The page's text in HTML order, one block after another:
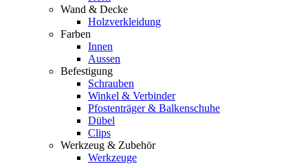
Wand & Decke
Holzverkleidung
Farben
Innen
Aussen
Befestigung
Schrauben
Winkel & Verbinder
Pfostenträger & Balkenschuhe
Dübel
Clips
Werkzeug & Zubehör
Werkzeuge